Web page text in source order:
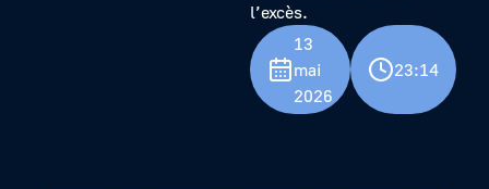
l’excès.
13
mai
2026
23:14